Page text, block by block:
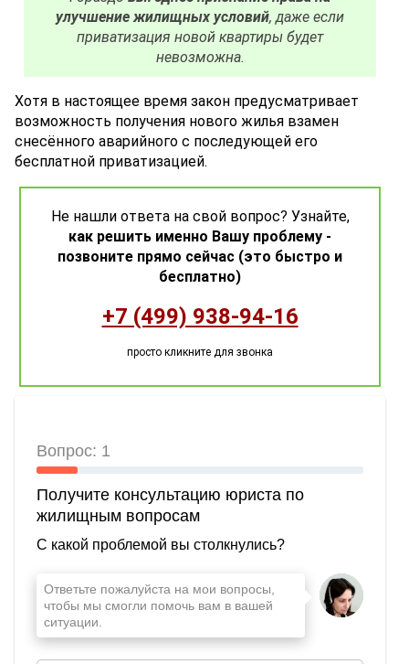
улучшение жилищных условий, даже если
приватизация новой квартиры будет
невозможна.
Хотя в настоящее время закон предусматривает
возможность получения нового жилья взамен
снесённого аварийного с последующей его
бесплатной приватизацией.
Не нашли ответа на свой вопрос? Узнайте,
как решить именно Вашу проблему -
позвоните прямо сейчас (это быстро и
бесплатно)
+7 (499) 938-94-16
просто кликните для звонка